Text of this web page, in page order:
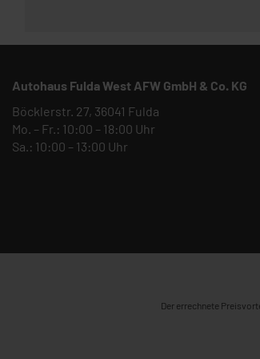
Autohaus Fulda West AFW GmbH & Co. KG
Böcklerstr. 27, 36041 Fulda
Mo. – Fr.: 10:00 – 18:00 Uhr
Sa.: 10:00 – 13:00 Uhr
Der errechnete